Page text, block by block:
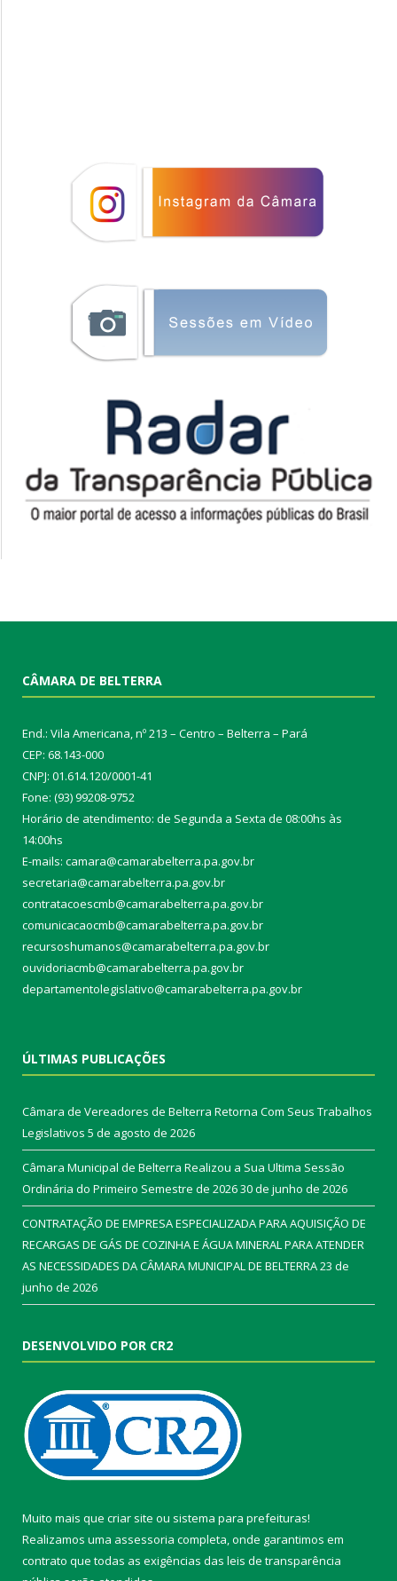
CÂMARA DE BELTERRA
End.: Vila Americana, nº 213 – Centro – Belterra – Pará
CEP: 68.143-000
CNPJ: 01.614.120/0001-41
Fone: (93) 99208-9752
Horário de atendimento: de Segunda a Sexta de 08:00hs às
14:00hs
E-mails: camara@camarabelterra.pa.gov.br
secretaria@camarabelterra.pa.gov.br
contratacoescmb@camarabelterra.pa.gov.br
comunicacaocmb@camarabelterra.pa.gov.br
recursoshumanos@camarabelterra.pa.gov.br
ouvidoriacmb@camarabelterra.pa.gov.br
departamentolegislativo@camarabelterra.pa.gov.br
ÚLTIMAS PUBLICAÇÕES
Câmara de Vereadores de Belterra Retorna Com Seus Trabalhos
Legislativos 5 de agosto de 2026
Câmara Municipal de Belterra Realizou a Sua Ultima Sessão
Ordinária do Primeiro Semestre de 202630 de junho de 2026
CONTRATAÇÃO DE EMPRESA ESPECIALIZADA PARA AQUISIÇÃO DE
RECARGAS DE GÁS DE COZINHA E ÁGUA MINERAL PARA ATENDER
AS NECESSIDADES DA CÂMARA MUNICIPAL DE BELTERRA23 de
junho de 2026
DESENVOLVIDO POR CR2
Muito mais que criar site ou sistema para prefeituras!
Realizamos uma assessoria completa, onde garantimos em
contrato que todas as exigências das leis de transparência